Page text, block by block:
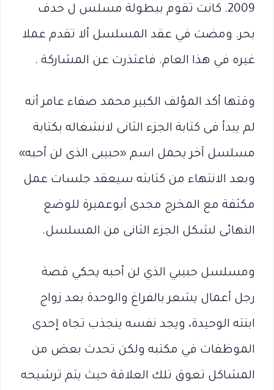
2009. كانت تقوم ببطولة مسلس ل حدف
بحر. ومضت في عقد المسلسل ألا تقدم عملا
غيره في هذا العام. فاعتذرت عن المشاركة .
وقتها أكد المؤلف الكبير محمد صفاء عامر أنه
لم يبدأ فى كتابة الجزء الثانى لانشغاله بكتابة
مسلسل آخر يحمل اسم «حبيبى الذى لن أحبه»
وبعد الانتهاء من كتابته سيعقد جلسات عمل
مكثفة مع المخرج مجدى أبوعميرة للوضع
النهائى لشكل الجزء الثانى من المسلسل.
ومسلسل حبيبي الذي لن أحبه يحكي قصة
رجل أعمال يشعر بالفراغ والوحدة بعد زواج
ابنته الوحيدة، ويجد نفسه ينجذب تجاه إحدى
الموظفات في مكتبه ولكن تحدث بعض من
المشاكل تعوق تلك العلاقة حيث يتم ترشيحه